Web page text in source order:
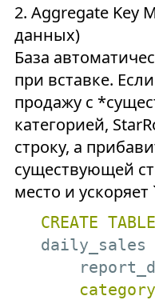
2. Aggregate Key
данных)
База
при вставке.
продажу с
категорией,
строку, а
существующей
место и ускоряет
CREATE TABLE
daily_sales
category